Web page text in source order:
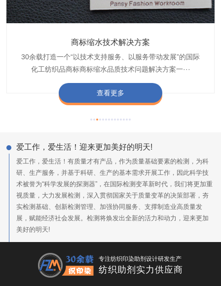
商标缩水技术解决方案
30余载打造一个“以技术支持服务、以服务带动发展”的国际
化工纺织品商标商标缩水品质技术问题解决方案一···
查看更多
织带商标防水技术解决方案
博准公司专注于织带商标防水技术解决方案30余载,励志于
纺织品商标企业打造含油量超标品质技术问题解决方···
查看更多
服装颜色不匀技术解决方案
博准是一家专注30余载设计研发织唛印唛商标、织带服装颜
色不匀品质技术问题解决方案一站式服务提供商,技···
查看更多
纺织品阻燃母粒
博准致力于成为纺织品商标阻燃母粒剂,TF-W760,TF-W760
阻燃母粒剂加工定制服务实力提供商,···
查看更多
爱工作，爱生活！迎来更加美好的明天!
爱工作，爱生活！有质量才有产品，作为质量基础要素的检测，为科
研、生产服务，并基于科研、生产的基本需求开展工作，因此科学技
术被誉为“科学发展的探测器”，在国际检测变革新时代，我们将更加重
视质量，大力发展检测，深入贯彻国家关于质量变革的决策部署，夯
实检测基础、创新检测管理、加强协同服务、支撑制造业高质量发
展，赋能经济社会发展。检测将焕发出全新的活力和动力，迎来更加
美好的明天!
专注纺织印染助剂设计研发生产
纺织助剂实力供应商